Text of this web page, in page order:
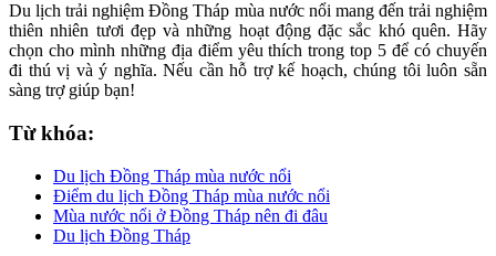
Du lịch trải nghiệm Đồng Tháp mùa nước nổi mang đến trải nghiệm
thiên nhiên tươi đẹp và những hoạt động đặc sắc khó quên. Hãy
chọn cho mình những địa điểm yêu thích trong top 5 để có chuyến
đi thú vị và ý nghĩa. Nếu cần hỗ trợ kế hoạch, chúng tôi luôn sẵn
sàng trợ giúp bạn!
Từ khóa:
Du lịch Đồng Tháp mùa nước nổi
Điểm du lịch Đồng Tháp mùa nước nổi
Mùa nước nổi ở Đồng Tháp nên đi đâu
Du lịch Đồng Tháp